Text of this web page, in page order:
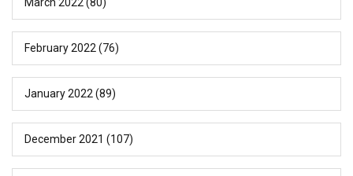
February 2022 (76)
January 2022 (89)
December 2021 (107)